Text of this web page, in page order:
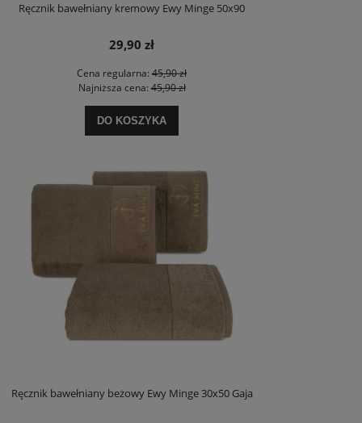
Ręcznik bawełniany kremowy Ewy Minge 50x90
29,90 zł
Cena regularna: 45,90 zł
Najniższa cena:45,90 zł
DO KOSZYKA
Ręcznik bawełniany beżowy Ewy Minge 30x50 Gaja